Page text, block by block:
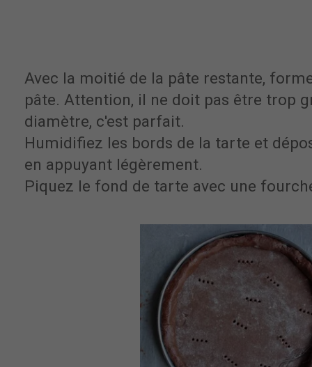
Avec la moitié de la pâte restante,
pâte. Attention, il ne doit pas être trop
diamètre, c'est parfait.
Humidifiez les bords de la tarte et
en appuyant légèrement.
Piquez le fond de tarte avec une